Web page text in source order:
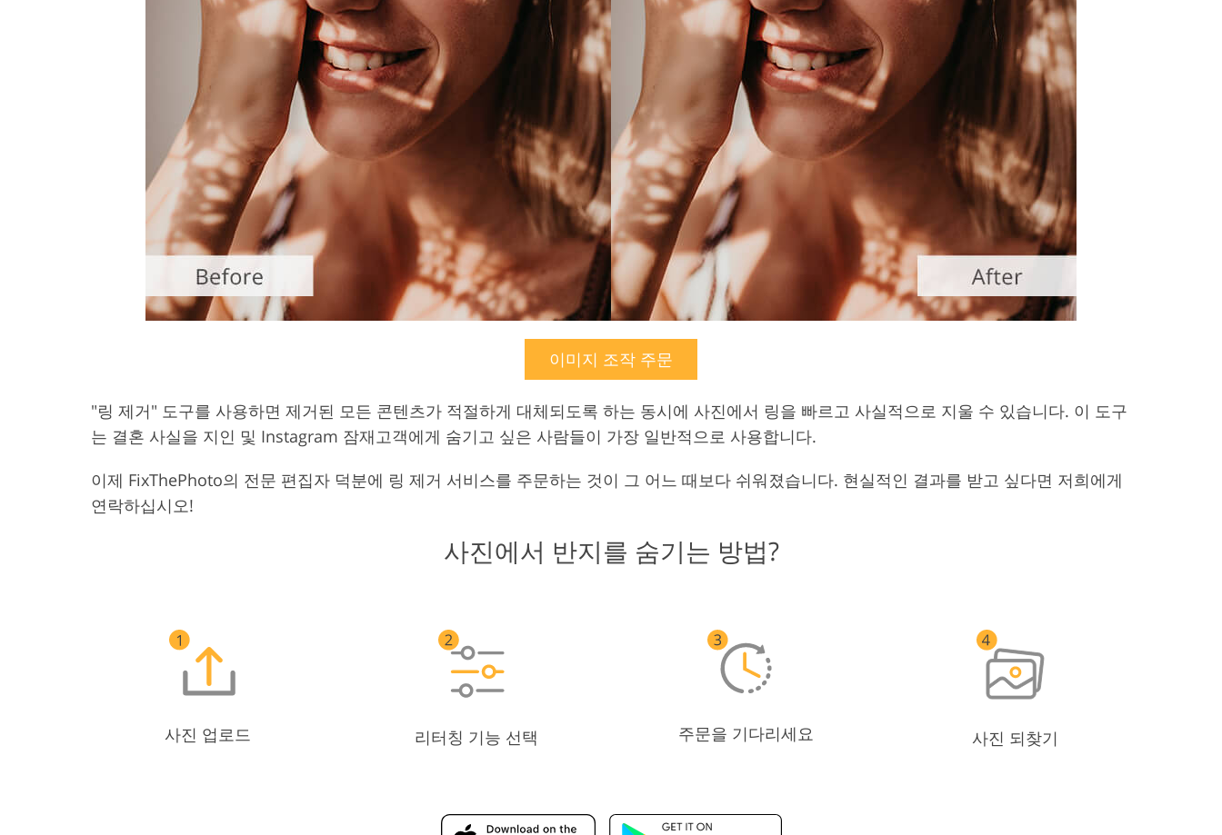
이미지 조작 주문
"링 제거" 도구를 사용하면 제거된 모든 콘텐츠가 적절하게 대체되도록 하는 동시에 사진에서 링을 빠르고 사실적으로 지울 수 있습니다. 이 도구
는 결혼 사실을 지인 및 Instagram 잠재고객에게 숨기고 싶은 사람들이 가장 일반적으로 사용합니다.
이제 FixThePhoto의 전문 편집자 덕분에 링 제거 서비스를 주문하는 것이 그 어느 때보다 쉬워졌습니다. 현실적인 결과를 받고 싶다면 저희에게
연락하십시오!
사진에서 반지를 숨기는 방법?
사진 업로드 리터칭 기능 선택 주문을 기다리세요 사진 되찾기